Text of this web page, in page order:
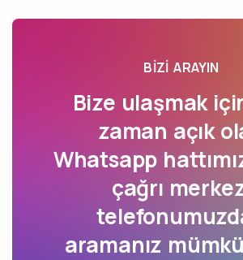
BIZI ARAYIN
Bize ulaşmak
zaman açık
Whatsapp
çağrı
aramanız